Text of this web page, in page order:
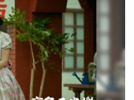
齡45歲，已經擁有2名妻
得了女童父親的同意，主動
婚禮。原本，這名女童應該
，但是塔利班道德官員介入
，等到女童年滿9歲，再由
。報導還指出，當地警方迫
子與女童的父親，但最終並